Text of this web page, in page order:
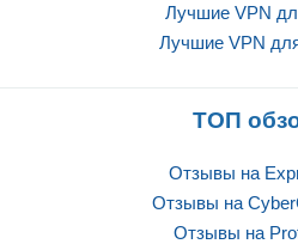
Лучшие VPN
Лучшие VPN
ТОП
Отзывы на
Отзывы на
Отзывы на